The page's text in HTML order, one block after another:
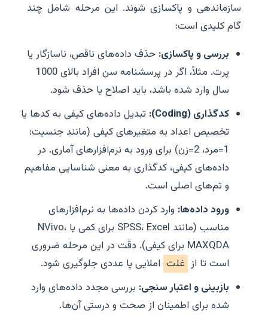
سازماندهی و پاکسازی شوند. این مرحله شامل چند
گام کلیدی است:
بررسی و پاکسازی: حذف داده‌های ناقص، ناسازگار یا
پرت. مثلاً، اگر در پرسشنامه سن افراد بالای 1000
سال وارد شده باشد، باید اصلاح یا حذف شود.
کدگذاری (Coding):
تبدیل داده‌های کیفی به کدها یا
تخصیص اعداد به متغیرهای کیفی (مانند جنسیت:
1=مرد، 2=زن) برای ورود به نرم‌افزارهای آماری. در
داده‌های کیفی، کدگذاری به معنی شناسایی مفاهیم
و تم‌های اصلی است.
ورود داده‌ها: وارد کردن داده‌ها به نرم‌افزارهای
مناسب (مانند SPSS، Excel برای کمی یا NVivo،
MAXQDA برای کیفی). دقت در این مرحله ضروری
است تا از غلت املایی یا عددی جلوگیری شود.
بازبینی و اعتبار سنجی: بررسی مجدد داده‌های وارد
شده برای اطمینان از صحت و درستی آن‌ها.